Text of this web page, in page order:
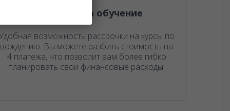
Рассрочка на обучение
возможность рассрочки на курсы по
вождению. Вы можете разбить стоимость на
4 платежа, что позволит вам более гибко
планировать свои финансовые расходы.